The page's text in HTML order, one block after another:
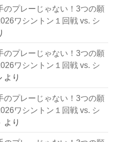
のプレーじゃない！3つの願
ワシントン１回戦 vs. シ
のプレーじゃない！3つの願
ワシントン１回戦 vs. シ
より
のプレーじゃない！3つの願
ワシントン１回戦 vs. シ
より